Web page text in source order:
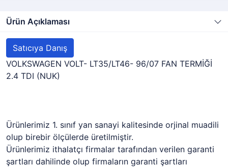
Ürün Açıklaması
Satıcıya Danış
VOLKSWAGEN VOLT- LT35/LT46- 96/07 FAN TERMİĞİ
2.4 TDI (NUK)
Ürünlerimiz 1. sınıf yan sanayi kalitesinde orjinal muadili
olup birebir ölçülerde üretilmiştir.
Ürünlerimiz ithalatçı firmalar tarafından verilen garanti
şartları dahilinde olup firmaların garanti şartları